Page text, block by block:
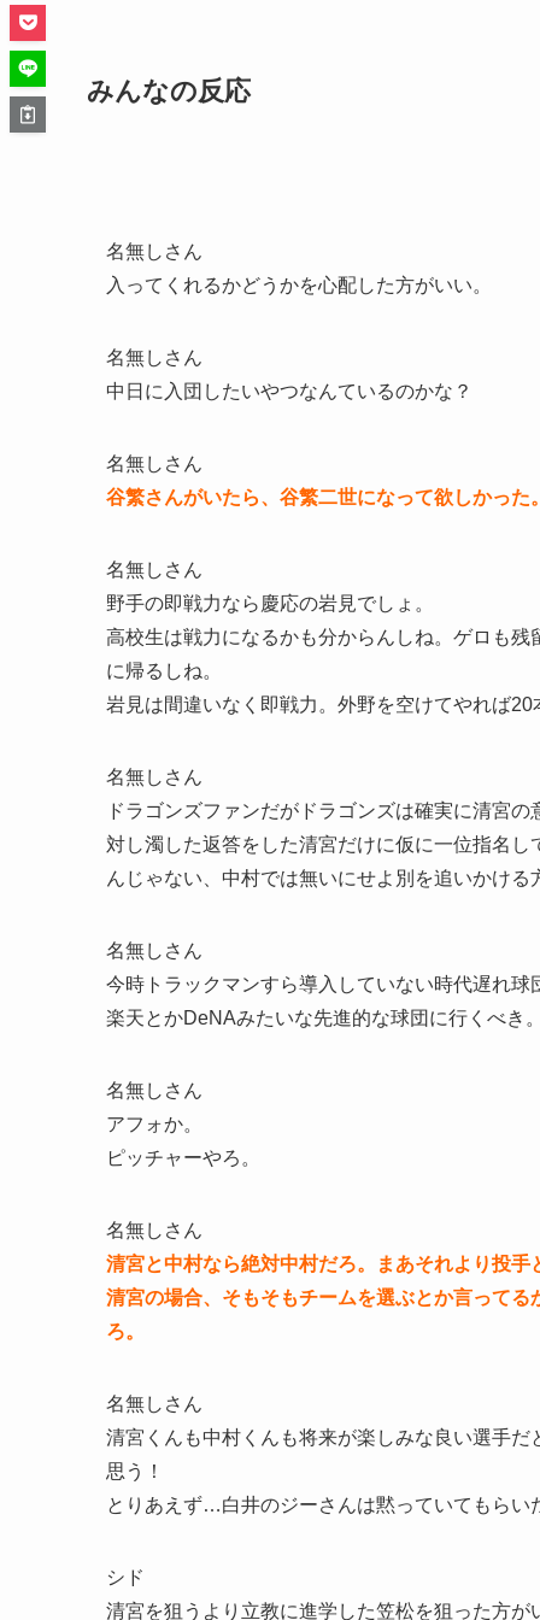
みんなの反応
名無しさん
入ってくれるかどうかを心配した方がいい。
名無しさん
中日に入団したいやつなんているのかな？
名無しさん
谷繁さんがいたら、谷繁二世になって欲しかった
名無しさん
野手の即戦力なら慶応の岩見でしょ。
高校生は戦力になるかも分からんしね。ゲロも
に帰るしね。
岩見は間違いなく即戦力。外野を空けてやれば
名無しさん
ドラゴンズファンだがドラゴンズは確実に清宮
対し濁した返答をした清宮だけに仮に一位指名
んじゃない、中村では無いにせよ別を追いかける
名無しさん
今時トラックマンすら導入していない時代遅れ球
楽天とかDeNAみたいな先進的な球団に行くべき
名無しさん
アフォか。
ピッチャーやろ。
名無しさん
清宮と中村なら絶対中村だろ。まあそれより投手
清宮の場合、そもそもチームを選ぶとか言って
ろ。
名無しさん
清宮くんも中村くんも将来が楽しみな良い選手
思う！
とりあえず…白井のジーさんは黙っていてもらい
シド
清宮を狙うより立教に進学した笠松を狙った方が